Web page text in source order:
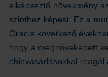
elképesztő növekmény
szinthez képest. Ez a
Oracle következő
hogy a megnövekedett
chipvásárlásokkal reagál